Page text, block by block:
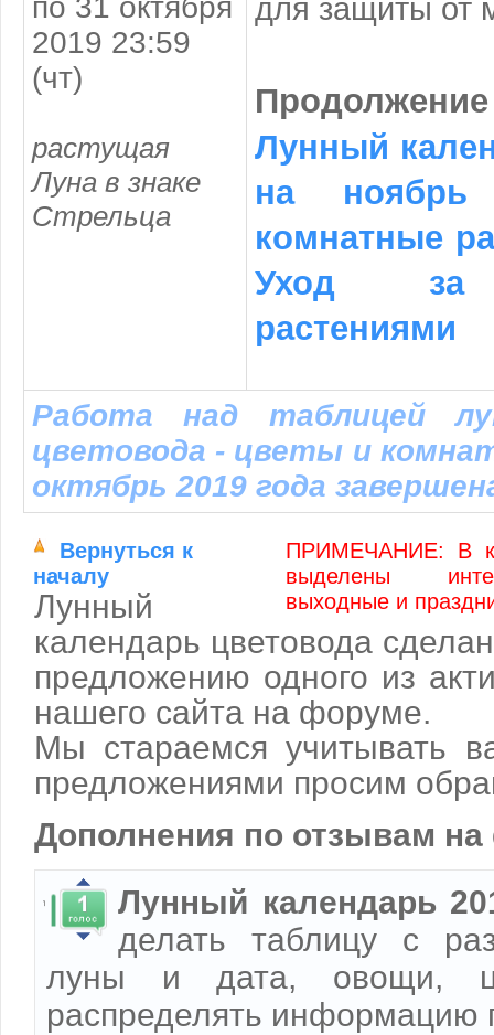
по 31 октября
2019 23:59
(чт)
растущая
Луна в знаке
Стрельца
для защиты от
Лунный
на
комнатные
Уход за
растениями
Работа над таблицей
цветовода - цветы и
октябрь 2019 года
Вернуться к
началу
ПРИМЕЧАНИЕ: В
выделены
выходные и
Лунный
календарь цветовода
предложению одного из
нашего сайта на форуме.
Мы стараемся учитывать
предложениями просим
Дополнения по отзывам
Лунный календарь
делать таблицу с
луны и дата, овощи,
распределять информацию